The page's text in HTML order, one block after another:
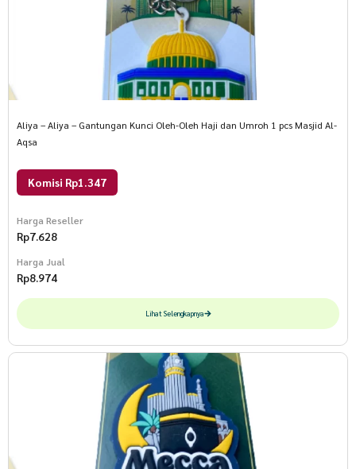
Aliya – Aliya – Gantungan Kunci Oleh-Oleh Haji dan Umroh 1 pcs Masjid Al-
Aqsa
Komisi Rp1.347
Harga Reseller
Rp7.628
Harga Jual
Rp8.974
Lihat Selengkapnya